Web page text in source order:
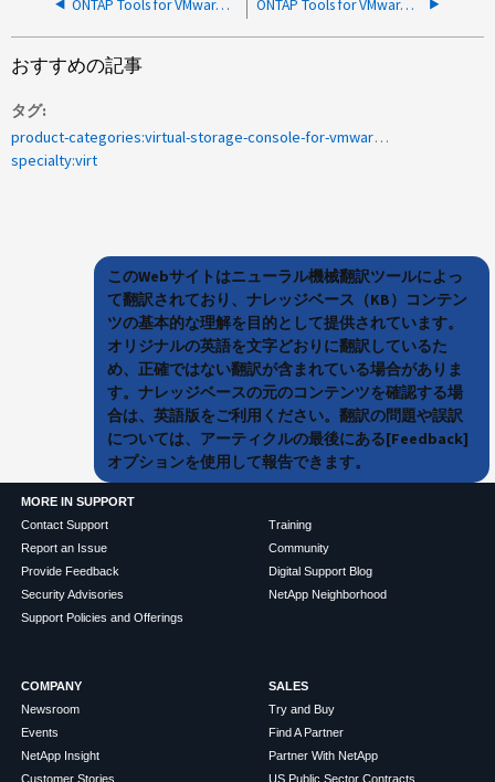
ONTAP Tools for VMware vSphere（OTV）10.0のインストールがVASAProviderエラーで失敗する ONTAP Tools for VMware vSphere (OTV): OID の値を再コードできません
おすすめの記事
タグ
product-categories:virtual-storage-console-for-vmware-vsphere
specialty:virt
このWebサイトはニューラル機械翻訳ツールによっ
て翻訳されており、ナレッジベース（KB）コンテン
ツの基本的な理解を目的として提供されています。
オリジナルの英語を文字どおりに翻訳しているた
め、正確ではない翻訳が含まれている場合がありま
す。ナレッジベースの元のコンテンツを確認する場
合は、英語版をご利用ください。翻訳の問題や誤訳
については、アーティクルの最後にある[Feedback]
オプションを使用して報告できます。
MORE IN SUPPORT
Contact Support
Report an Issue
Provide Feedback
Security Advisories
Support Policies and Offerings
Training
Community
Digital Support Blog
NetApp Neighborhood
COMPANY
Newsroom
Events
NetApp Insight
Customer Stories
SALES
Try and Buy
Find A Partner
Partner With NetApp
US Public Sector Contracts